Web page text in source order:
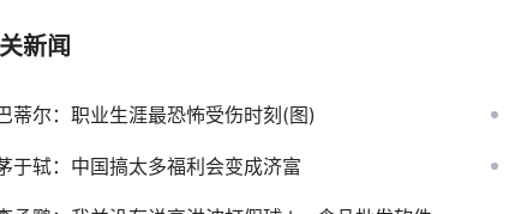
新闻
蒂尔：职业生涯最恐怖受伤时刻(图)
于轼：中国搞太多福利会变成济富